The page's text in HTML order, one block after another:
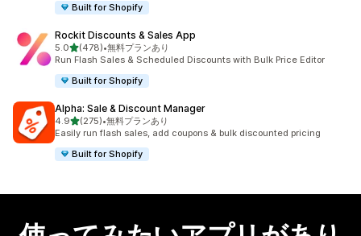
Built for Shopify
Rockit Discounts & Sales App
5.05つ星中
(478)
合計レビュー数：478件
•無料プランあり
Run Flash Sales & Scheduled Discounts with Bulk Price Editor
Built for Shopify
Alpha: Sale & Discount Manager
4.95つ星中
(275)
合計レビュー数：275件
•無料プランあり
Easily run flash sales, add coupons & bulk discounted pricing
Built for Shopify